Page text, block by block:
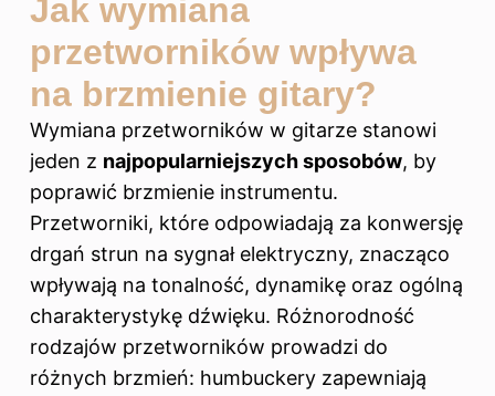
Jak wymiana
przetworników wpływa
na brzmienie gitary?
Wymiana przetworników w gitarze stanowi
jeden z najpopularniejszych sposobów, by
poprawić brzmienie instrumentu.
Przetworniki, które odpowiadają za konwersję
drgań strun na sygnał elektryczny, znacząco
wpływają na tonalność, dynamikę oraz ogólną
charakterystykę dźwięku. Różnorodność
rodzajów przetworników prowadzi do
różnych brzmień: humbuckery zapewniają